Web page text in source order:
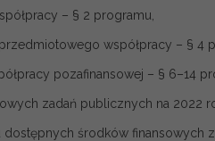
– § 2 programu,
współpracy – § 4
pozafinansowej – § 6–14
zadań publicznych na 2022
dostępnych środków finansowych